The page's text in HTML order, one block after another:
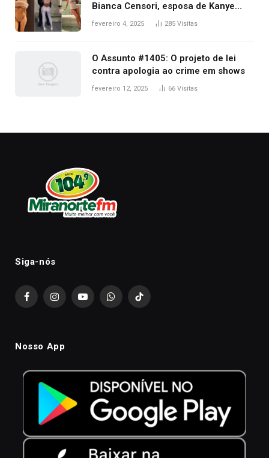
Bianca Censori, esposa de Kanye
West que apareceu nua no Grammy
fevereiro 4, 2025 285 Visitas
O Assunto #1405: O projeto de lei
contra apologia ao crime em shows
fevereiro 12, 2025 66 Visitas
Siga-nós
FacebookInstagramYouTubeWhatsAppTikTok
Nosso App